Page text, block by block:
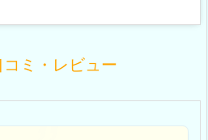
ミ・レビュー